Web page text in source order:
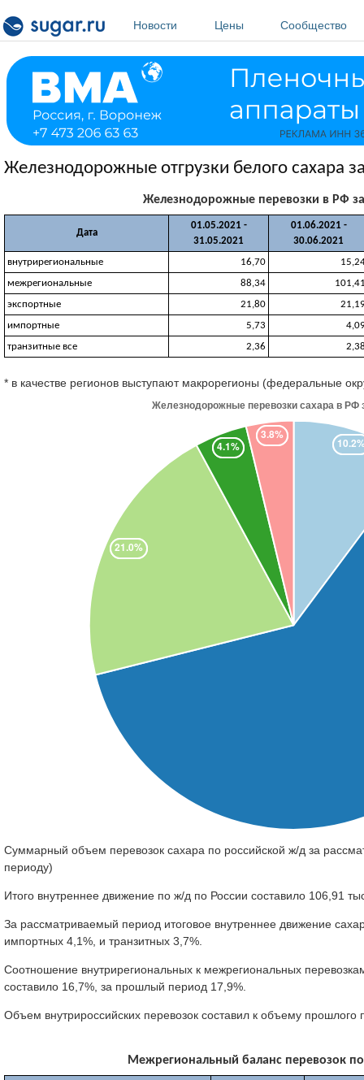
Новости
Цены Сообщество
Железнодорожные отгрузки белого сахара
Железнодорожные перевозки в РФ за
Дата
01.05.2021 -
31.05.2021
01.06.2021 -
30.06.2021
внутрирегиональные
16,70
межрегиональные
88,34
экспортные
21,80
импортные
5,73
транзитные все
2,36
* в качестве регионов выступают макрорегионы (федеральные
Суммарный объем перевозок сахара по российской ж/д за
периоду)
Итого внутреннее движение по ж/д по России составило 106,91
За рассматриваемый период итоговое внутреннее движение
импортных 4,1%, и транзитных 3,7%.
Соотношение внутрирегиональных к межрегиональных
составило 16,7%, за прошлый период 17,9%.
Объем внутрироссийских перевозок составил к объему прошлого
Межрегиональный баланс перевозок